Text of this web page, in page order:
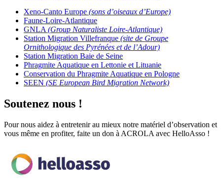
Xeno-Canto Europe (sons d’oiseaux d’Europe)
Faune-Loire-Atlantique
GNLA(Group Naturaliste Loire-Atlantique)
Station Migration Villefranque (site de Groupe
Ornithologique des Pyrénées et de l’Adour)
Station Migration Baie de Seine
Phragmite Aquatique en Lettonie et Lituanie
Conservation du Phragmite Aquatique en Pologne
SEEN (SE European Bird Migration Network)
Soutenez nous !
Pour nous aidez à entretenir au mieux notre matériel d’observation et
vous même en profiter, faite un don à ACROLA avec HelloAsso !